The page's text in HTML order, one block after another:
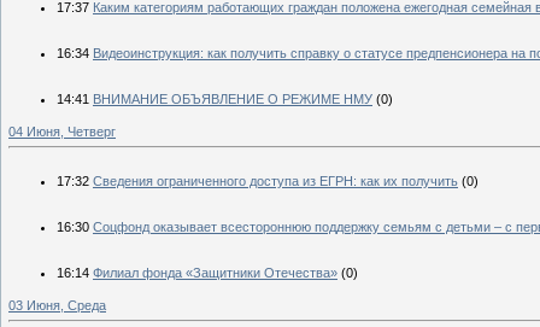
17:37 Каким категориям работающих граждан положена ежегодная семейная
16:34 Видеоинструкция: как получить справку о статусе предпенсионера на
14:41 ВНИМАНИЕ ОБЪЯВЛЕНИЕ О РЕЖИМЕ НМУ (0)
04 Июня, Четверг
17:32 Сведения ограниченного доступа из ЕГРН: как их получить (0)
16:30 Соцфонд оказывает всестороннюю поддержку семьям с детьми – с
16:14 Филиал фонда «Защитники Отечества» (0)
03 Июня, Среда